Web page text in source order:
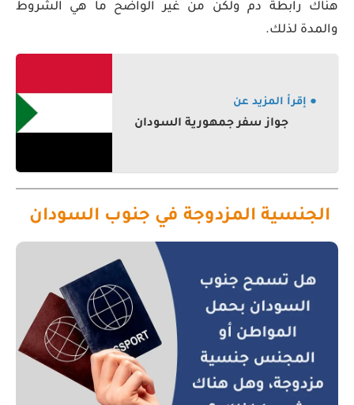
هناك رابطة دم ولكن من غير الواضح ما هي الشروط
والمدة لذلك.
● إقرأ المزيد عن
جواز سفر جمهورية السودان
الجنسية المزدوجة في جنوب السودان